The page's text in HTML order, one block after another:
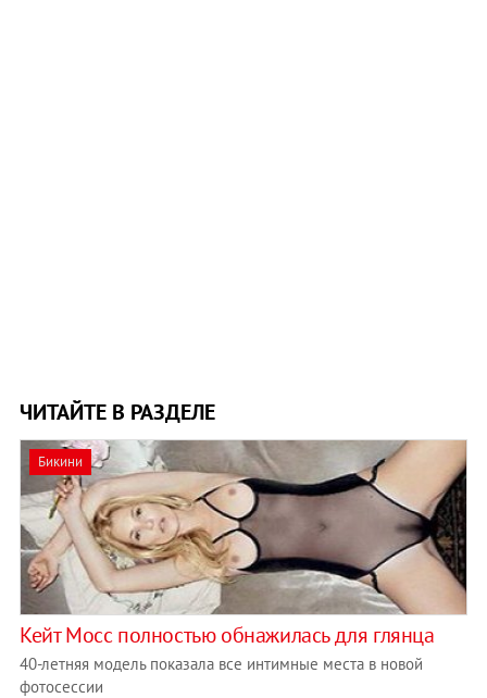
ЧИТАЙТЕ В РАЗДЕЛЕ
Бикини
Кейт Мосс полностью обнажилась для глянца
40-летняя модель показала все интимные места в новой
фотосессии